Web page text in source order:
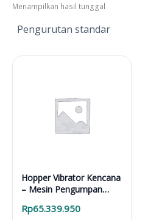
Menampilkan hasil tunggal
Hopper Vibrator Kencana
– Mesin Pengumpan
Otomatis
Rp65.339.950